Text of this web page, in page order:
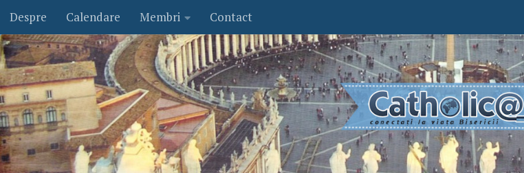
Skip to content
Despre Calendare Membri Contact